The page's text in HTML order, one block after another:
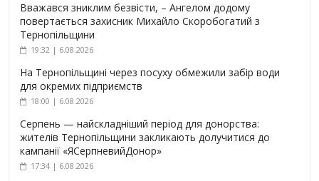
Вважався зниклим безвісти, – Ангелом додому
повертається захисник Михайло Скоробогатий з
Тернопільщини
19:32 | 6.08.2026
На Тернопільщині через посуху обмежили забір води
для окремих підприємств
18:00 | 6.08.2026
Серпень — найскладніший період для донорства:
жителів Тернопільщини закликають долучитися до
кампанії «ЯСерпневийДонор»
17:34 | 6.08.2026